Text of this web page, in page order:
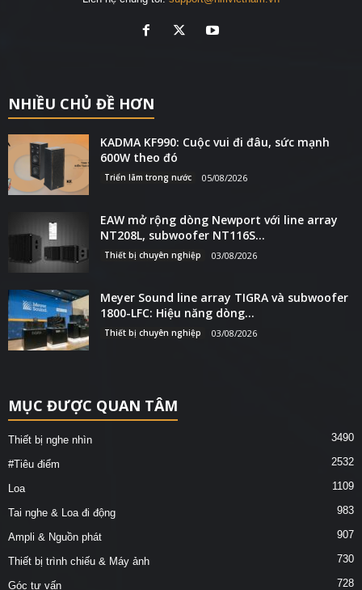
NHIỀU CHỦ ĐỀ HƠN
KADMA KF990: Cuộc vui đi đâu, sức mạnh
600W theo đó
Triển lãm trong nước 05/08/2026
EAW mở rộng dòng Newport với line array
NT208L, subwoofer NT116S...
Thiết bị chuyên nghiệp 03/08/2026
Meyer Sound line array TIGRA và subwoofer
1800-LFC: Hiệu năng dòng...
Thiết bị chuyên nghiệp 03/08/2026
MỤC ĐƯỢC QUAN TÂM
Thiết bị nghe nhìn 3490
#Tiêu điểm 2532
Loa 1109
Tai nghe & Loa đi động 983
Ampli & Nguồn phát 907
Thiết bị trình chiếu & Máy ảnh 730
Góc tư vấn 728